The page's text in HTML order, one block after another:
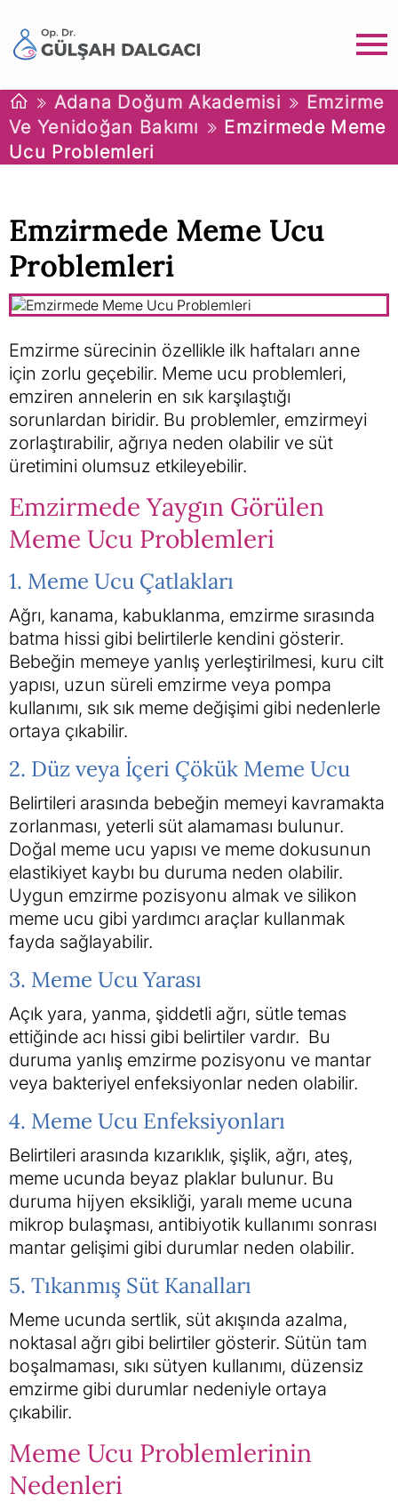
Adana Doğum Akademisi
Emzirme
Ve Yenidoğan Bakımı
Emzirmede Meme
Ucu Problemleri
Emzirmede Meme Ucu
Problemleri
Emzirme sürecinin özellikle ilk haftaları anne
için zorlu geçebilir. Meme ucu problemleri,
emziren annelerin en sık karşılaştığı
sorunlardan biridir. Bu problemler, emzirmeyi
zorlaştırabilir, ağrıya neden olabilir ve süt
üretimini olumsuz etkileyebilir.
Emzirmede Yaygın Görülen
Meme Ucu Problemleri
1. Meme Ucu Çatlakları
Ağrı, kanama, kabuklanma, emzirme sırasında
batma hissi gibi belirtilerle kendini gösterir.
Bebeğin memeye yanlış yerleştirilmesi, kuru cilt
yapısı, uzun süreli emzirme veya pompa
kullanımı, sık sık meme değişimi gibi nedenlerle
ortaya çıkabilir.
2. Düz veya İçeri Çökük Meme Ucu
Belirtileri arasında bebeğin memeyi kavramakta
zorlanması, yeterli süt alamaması bulunur.
Doğal meme ucu yapısı ve meme dokusunun
elastikiyet kaybı bu duruma neden olabilir.
Uygun emzirme pozisyonu almak ve silikon
meme ucu gibi yardımcı araçlar kullanmak
fayda sağlayabilir.
3. Meme Ucu Yarası
Açık yara, yanma, şiddetli ağrı, sütle temas
ettiğinde acı hissi gibi belirtiler vardır. Bu
duruma yanlış emzirme pozisyonu ve mantar
veya bakteriyel enfeksiyonlar neden olabilir.
4. Meme Ucu Enfeksiyonları
Belirtileri arasında kızarıklık, şişlik, ağrı, ateş,
meme ucunda beyaz plaklar bulunur. Bu
duruma hijyen eksikliği, yaralı meme ucuna
mikrop bulaşması, antibiyotik kullanımı sonrası
mantar gelişimi gibi durumlar neden olabilir.
5. Tıkanmış Süt Kanalları
Meme ucunda sertlik, süt akışında azalma,
noktasal ağrı gibi belirtiler gösterir. Sütün tam
boşalmaması, sıkı sütyen kullanımı, düzensiz
emzirme gibi durumlar nedeniyle ortaya
çıkabilir.
Meme Ucu Problemlerinin
Nedenleri